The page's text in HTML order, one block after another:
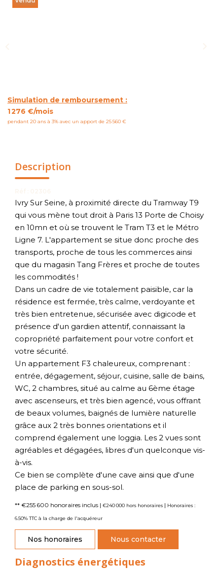
Simulation de remboursement :
1 276 €/mois
pendant 20 ans à 3% avec un apport de 25 560 €
Description
Ivry Sur Seine, à proximité directe du Tramway T9
qui vous mène tout droit à Paris 13 Porte de Choisy
en 10mn et où se trouvent le Tram T3 et le Métro
Ligne 7. L'appartement se situe donc proche des
transports, proche de tous les commerces ainsi
que du magasin Tang Frères et proche de toutes
les commodités !
Dans un cadre de vie totalement paisible, car la
résidence est fermée, très calme, verdoyante et
très bien entretenue, sécurisée avec digicode et
présence d'un gardien attentif, connaissant la
copropriété parfaitement pour votre confort et
votre sécurité.
Un appartement F3 chaleureux, comprenant :
entrée, dégagement, séjour, cuisine, salle de bains,
WC, 2 chambres, situé au calme au 6ème étage
avec ascenseurs, et très bien agencé, vous offrant
de beaux volumes, baignés de lumière naturelle
grâce aux 2 très bonnes orientations et il
comprend également une loggia. Les 2 vues sont
agréables et dégagées, libres d'un quelconque vis-
à-vis.
Ce bien se complète d'une cave ainsi que d'une
place de parking en sous-sol.
** €255 600 honoraires inclus | €240 000 hors honoraires | Honoraires :
6.50% TTC à la charge de l'acquéreur
Nos honoraires Nous contacter
Diagnostics énergétiques